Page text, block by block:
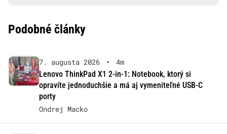
Podobné články
7. augusta 2026 •
4m
Lenovo ThinkPad X1 2-in-1: Notebook, ktorý si
opravíte jednoduchšie a má aj vymeniteľné USB-C
porty
Ondrej Macko